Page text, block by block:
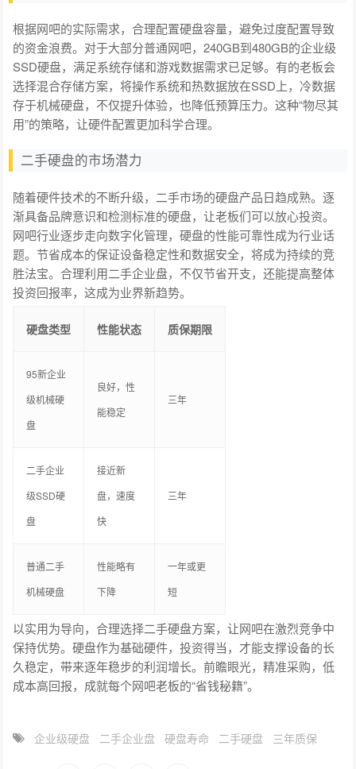
根据网吧的实际需求，合理配置硬盘容量，避免过度配置导致
的资金浪费。对于大部分普通网吧，240GB到480GB的企业级
SSD硬盘，满足系统存储和游戏数据需求已足够。有的老板会
选择混合存储方案，将操作系统和热数据放在SSD上，冷数据
存于机械硬盘，不仅提升体验，也降低预算压力。这种“物尽其
用”的策略，让硬件配置更加科学合理。
二手硬盘的市场潜力
随着硬件技术的不断升级，二手市场的硬盘产品日趋成熟。逐
渐具备品牌意识和检测标准的硬盘，让老板们可以放心投资。
网吧行业逐步走向数字化管理，硬盘的性能可靠性成为行业话
题。节省成本的保证设备稳定性和数据安全，将成为持续的竞
胜法宝。合理利用二手企业盘，不仅节省开支，还能提高整体
投资回报率，这成为业界新趋势。
硬盘类型 性能状态 质保期限
95新企业
级机械硬
盘
良好，性
能稳定
三年
二手企业
级SSD硬
盘
接近新
盘，速度
快
三年
普通二手
机械硬盘
性能略有
下降
一年或更
短
以实用为导向，合理选择二手硬盘方案，让网吧在激烈竞争中
保持优势。硬盘作为基础硬件，投资得当，才能支撑设备的长
久稳定，带来逐年稳步的利润增长。前瞻眼光，精准采购，低
成本高回报，成就每个网吧老板的“省钱秘籍”。
企业级硬盘 二手企业盘 硬盘寿命 二手硬盘 三年质保